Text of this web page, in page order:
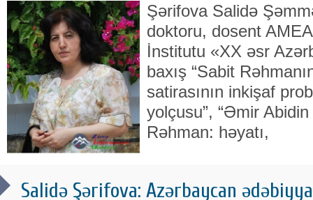
Şərifova Salidə
doktoru, dosent
İnstitutu «XX əsr
baxış “Sabit
satirasının inkişaf
yolçusu”, “Əmir
Rəhman: həyatı,
Salidə Şərifova: Azərbaycan